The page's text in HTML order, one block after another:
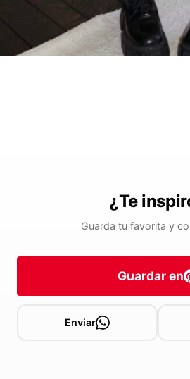
¿Te
Guarda tu favorita y
Guardar en
Enviar